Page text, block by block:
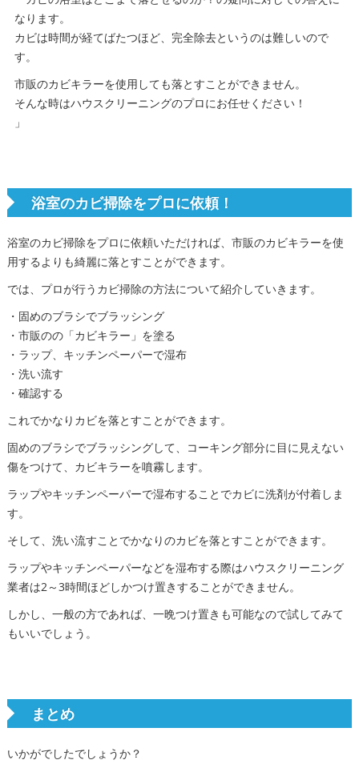
なります。
カビは時間が経てばたつほど、完全除去というのは難しいので
す。
市販のカビキラーを使用しても落とすことができません。
そんな時はハウスクリーニングのプロにお任せください！
」
浴室のカビ掃除をプロに依頼！
浴室のカビ掃除をプロに依頼いただければ、市販のカビキラーを使
用するよりも綺麗に落とすことができます。
では、プロが行うカビ掃除の方法について紹介していきます。
・固めのブラシでブラッシング
・市販のの「カビキラー」を塗る
・ラップ、キッチンペーパーで湿布
・洗い流す
・確認する
これでかなりカビを落とすことができます。
固めのブラシでブラッシングして、コーキング部分に目に見えない
傷をつけて、カビキラーを噴霧します。
ラップやキッチンペーパーで湿布することでカビに洗剤が付着しま
す。
そして、洗い流すことでかなりのカビを落とすことができます。
ラップやキッチンペーパーなどを湿布する際はハウスクリーニング
業者は2～3時間ほどしかつけ置きすることができません。
しかし、一般の方であれば、一晩つけ置きも可能なので試してみて
もいいでしょう。
まとめ
いかがでしたでしょうか？